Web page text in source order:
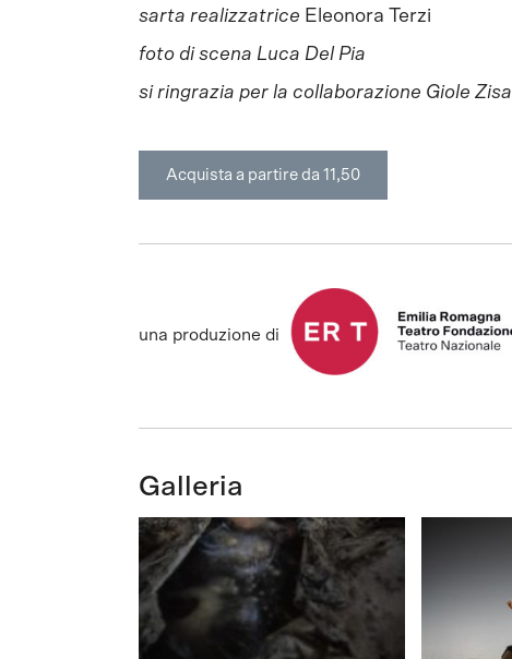
sarta realizzatrice Eleonora Terzi
foto di scena Luca Del Pia
si ringrazia per la collaborazione Giole Zisa
Acquista a partire da 11,50
una produzione di
Galleria